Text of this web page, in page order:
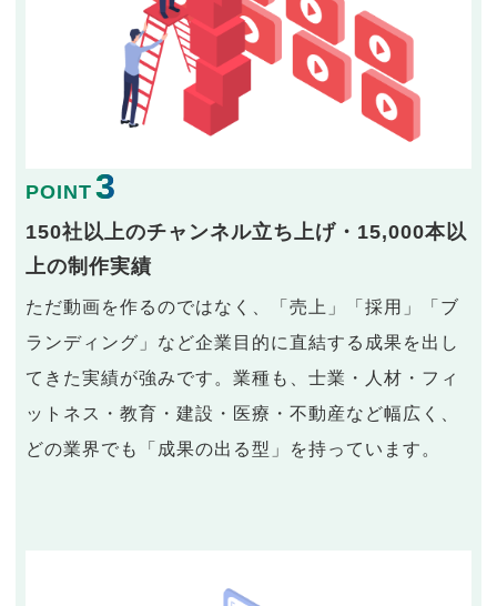
POINT 3
150社以上のチャンネル立ち上げ・15,000本以
上の制作実績
ただ動画を作るのではなく、「売上」「採用」「ブ
ランディング」など企業目的に直結する成果を出し
てきた実績が強みです。業種も、士業・人材・フィ
ットネス・教育・建設・医療・不動産など幅広く、
どの業界でも「成果の出る型」を持っています。